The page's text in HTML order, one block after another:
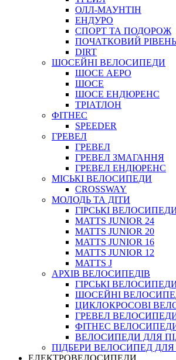
ОЛЛ-МАУНТIН
ЕНДУРО
СПОРТ ТА ПОДОРОЖ
ПОЧАТКОВИЙ РIВЕНЬ
DIRT
ШОСЕЙНІ ВЕЛОСИПЕДИ
ШОСЕ АЕРО
ШОСЕ
ШОСЕ ЕНДЮРЕНС
ТРІАТЛОН
ФІТНЕС
SPEEDER
ГРЕВЕЛ
ГРЕВЕЛ
ГРЕВЕЛ ЗМАГАННЯ
ГРЕВЕЛ ЕНДЮРЕНС
МІСЬКІ ВЕЛОСИПЕДИ
CROSSWAY
МОЛОДЬ ТА ДІТИ
ГIРСЬКI
MATTS JUNIOR 24
MATTS JUNIOR 20
MATTS JUNIOR 16
MATTS JUNIOR 12
MATTS J
АРХIВ ВЕЛОСИПЕДIВ
ГІРСЬКІ
ШОСЕЙНІ
ЦИКЛОКРОСОВІ
ГРЕВЕЛ
ФІТНЕС
ВЕЛОСИПЕДИ ДЛЯ
ПIДБЕРИ ВЕЛОСИПЕД ДЛЯ
ЕЛЕКТРОВЕЛОСИПЕДИ